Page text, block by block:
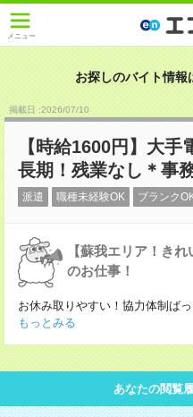
メニュー
お探しのバイト情報
掲載日 :2026/07/10
【時給1600円】大
長期！残業なし＊事
派遣 職種未経験OK ブランク
【蘇我エリア！き
のお仕事！
お休み取りやすい！協力体制ば
もっとみる
あなたの閲覧